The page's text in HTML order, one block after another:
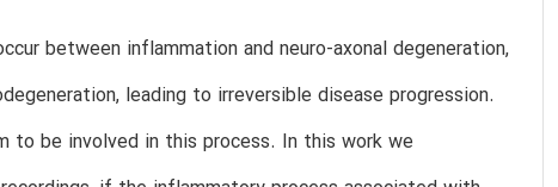
between inflammation and neuro-axonal degeneration,
leading to irreversible disease progression.
to be involved in this process. In this work we